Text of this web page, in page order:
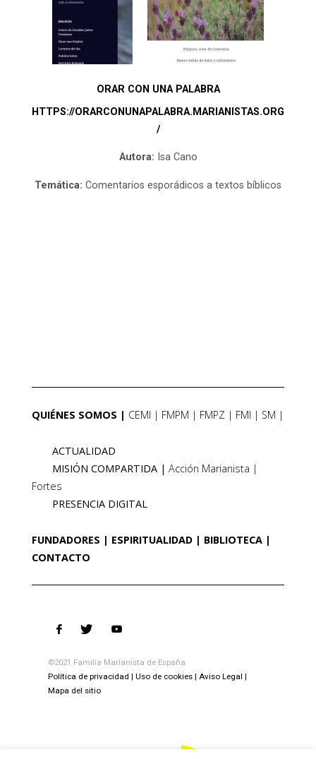
ORAR CON UNA PALABRA
HTTPS://ORARCONUNAPALABRA.MARIANISTAS.ORG
/
Autora: Isa Cano
Temática: Comentarios esporádicos a textos bíblicos
QUIÉNES SOMOS CEMI FMPM FMPZ FMI SM
ACTUALIDAD
MISIÓN COMPARTIDA
Acción Marianista
Fortes
PRESENCIA DIGITAL
FUNDADORES ESPIRITUALIDAD
BIBLIOTECA
CONTACTO
©2021 Familia Marianista de España
Política de privacidad
Uso de cookies
Aviso Legal
Mapa del sitio